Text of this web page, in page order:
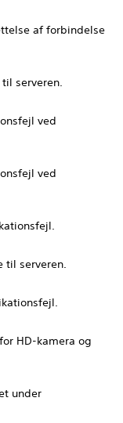
af forbindelse
serveren.
ved
ved
til serveren.
HD-kamera og
under